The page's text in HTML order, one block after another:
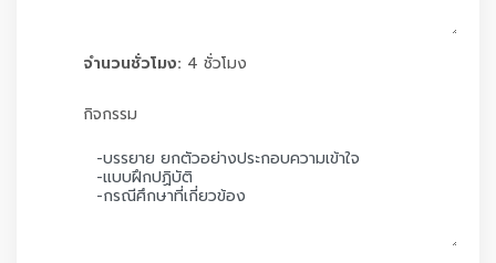
จำนวนชั่วโมง: 4 ชั่วโมง
กิจกรรม